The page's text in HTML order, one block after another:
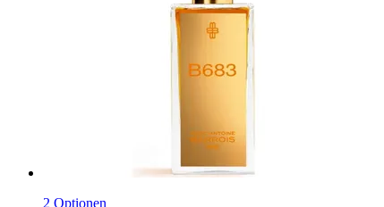
2 Optionen